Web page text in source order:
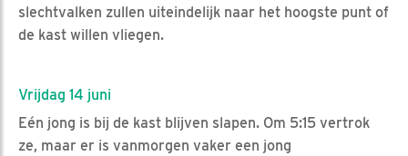
slechtvalken zullen uiteindelijk naar het hoogste punt of
de kast willen vliegen.
Vrijdag 14 juni
Eén jong is bij de kast blijven slapen. Om 5:15 vertrok
ze, maar er is vanmorgen vaker een jong